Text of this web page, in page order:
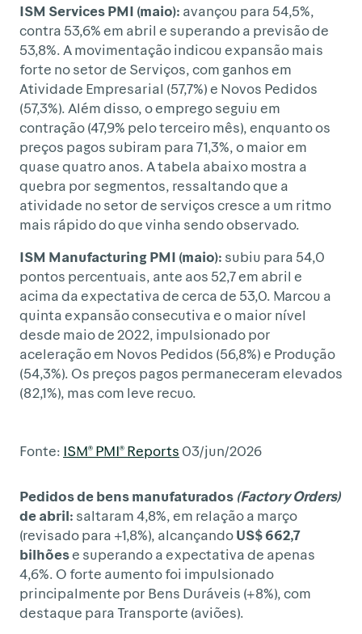
ISM Services PMI (maio): avançou para 54,5%,
contra 53,6% em abril e superando a previsão de
53,8%. A movimentação indicou expansão mais
forte no setor de Serviços, com ganhos em
Atividade Empresarial (57,7%) e Novos Pedidos
(57,3%). Além disso, o emprego seguiu em
contração (47,9% pelo terceiro mês), enquanto os
preços pagos subiram para 71,3%, o maior em
quase quatro anos. A tabela abaixo mostra a
quebra por segmentos, ressaltando que a
atividade no setor de serviços cresce a um ritmo
mais rápido do que vinha sendo observado.
ISM Manufacturing PMI (maio): subiu para 54,0
pontos percentuais, ante aos 52,7 em abril e
acima da expectativa de cerca de 53,0. Marcou a
quinta expansão consecutiva e o maior nível
desde maio de 2022, impulsionado por
aceleração em Novos Pedidos (56,8%) e Produção
(54,3%). Os preços pagos permaneceram elevados
(82,1%), mas com leve recuo.
Fonte: ISM® PMI® Reports 03/jun/2026
Pedidos de bens manufaturados (Factory Orders)
de abril: saltaram 4,8%, em relação a março
(revisado para +1,8%), alcançandoUS$ 662,7
bilhõese superando a expectativa de apenas
4,6%. O forte aumento foi impulsionado
principalmente por Bens Duráveis (+8%), com
destaque para Transporte (aviões).